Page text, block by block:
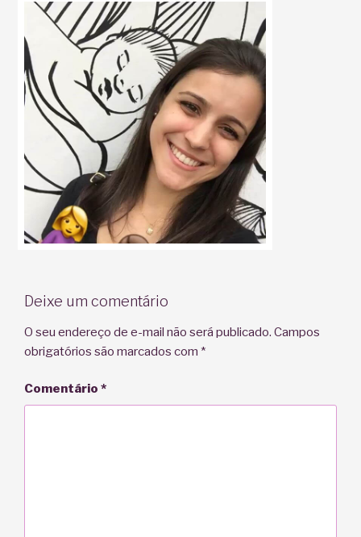
Deixe um comentário
O seu endereço de e-mail não será publicado. Campos
obrigatórios são marcados com *
Comentário *